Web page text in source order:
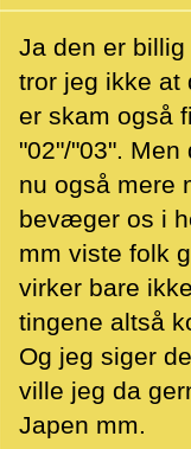
Ja den er
tror jeg ikke at
er skam også
"02"/"03".
nu også mere
bevæger os i
mm viste folk
virker bare
tingene altså
Og jeg siger
ville jeg da
Japen mm.